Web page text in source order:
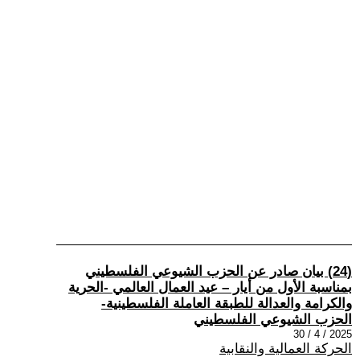
(24) بيان صادر عن الحزب الشيوعي الفلسطيني
بمناسبة الأول من أيار – عيد العمال العالمي -الحرية
والكرامة والعدالة للطبقة العاملة الفلسطينية-
الحزب الشيوعي الفلسطيني
2025 / 4 / 30
الحركة العمالية والنقابية